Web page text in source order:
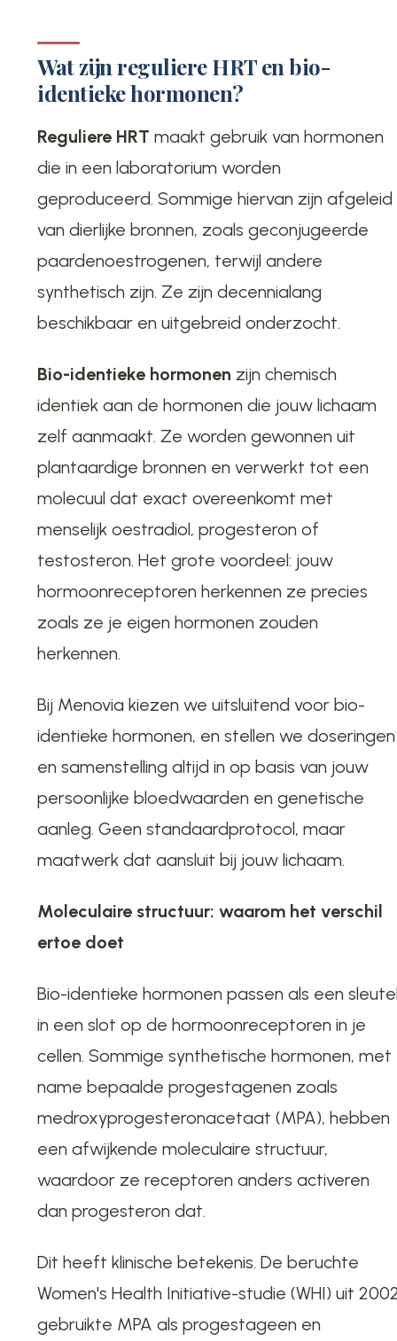
Wat zijn reguliere HRT en bio-
identieke hormonen?
Reguliere HRT maakt gebruik van hormonen
die in een laboratorium worden
geproduceerd. Sommige hiervan zijn afgeleid
van dierlijke bronnen, zoals geconjugeerde
paardenoestrogenen, terwijl andere
synthetisch zijn. Ze zijn decennialang
beschikbaar en uitgebreid onderzocht.
Bio-identieke hormonen zijn chemisch
identiek aan de hormonen die jouw lichaam
zelf aanmaakt. Ze worden gewonnen uit
plantaardige bronnen en verwerkt tot een
molecuul dat exact overeenkomt met
menselijk oestradiol, progesteron of
testosteron. Het grote voordeel: jouw
hormoonreceptoren herkennen ze precies
zoals ze je eigen hormonen zouden
herkennen.
Bij Menovia kiezen we uitsluitend voor bio-
identieke hormonen, en stellen we doseringen
en samenstelling altijd in op basis van jouw
persoonlijke bloedwaarden en genetische
aanleg. Geen standaardprotocol, maar
maatwerk dat aansluit bij jouw lichaam.
Moleculaire structuur: waarom het verschil
ertoe doet
Bio-identieke hormonen passen als een
in een slot op de hormoonreceptoren in je
cellen. Sommige synthetische hormonen, met
name bepaalde progestagenen zoals
medroxyprogesteronacetaat (MPA), hebben
een afwijkende moleculaire structuur,
waardoor ze receptoren anders activeren
dan progesteron dat.
Dit heeft klinische betekenis. De beruchte
Women's Health Initiative-studie (WHI) uit
gebruikte MPA als progestageen en